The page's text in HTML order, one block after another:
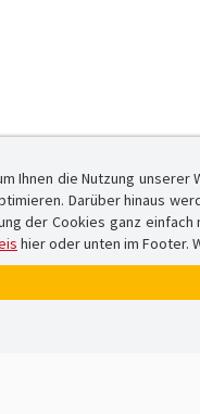
Ihnen die Nutzung
Darüber hinaus
der Cookies ganz
hier oder unten im Footer.